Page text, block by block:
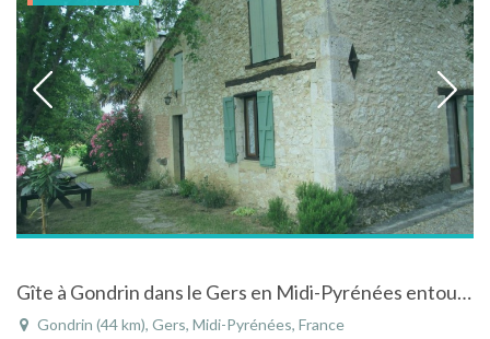
Gîte à Gondrin dans le Gers en Midi-Pyrénées entouré d'un grand jardin et des vignes
Gondrin (44 km), Gers, Midi-Pyrénées, France